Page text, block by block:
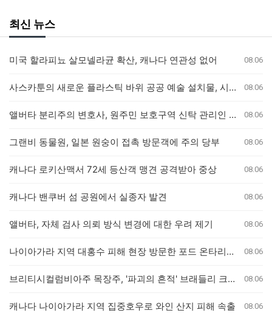
최신 뉴스
미국 할라피뇨 살모넬라균 확산, 캐나다 연관성 없어 08.06
사스카툰의 새로운 플라스틱 바위 공공 예술 설치물, 시민들의 반응 엇갈려 08.06
앨버타 분리주의 변호사, 원주민 보호구역 신탁 관리인 직위 박탈 명령에 불복 항소 08.06
그랜비 동물원, 일본 원숭이 접촉 방문객에 주의 당부 08.06
캐나다 로키산맥서 72세 등산객 맹견 공격받아 중상 08.06
캐나다 밴쿠버 섬 공원에서 실종자 발견 08.06
앨버타, 자체 검사 의뢰 방식 변경에 대한 우려 제기 08.06
나이아가라 지역 대홍수 피해 현장 방문한 포드 온타리오 주총리, 재정 지원 발표는 없어 08.06
브리티시컬럼비아주 목장주, '파괴의 흔적' 브래들리 크릭 산불로 집 잃은 참상 증언 08.06
캐나다 나이아가라 지역 집중호우로 와인 산지 피해 속출 08.06